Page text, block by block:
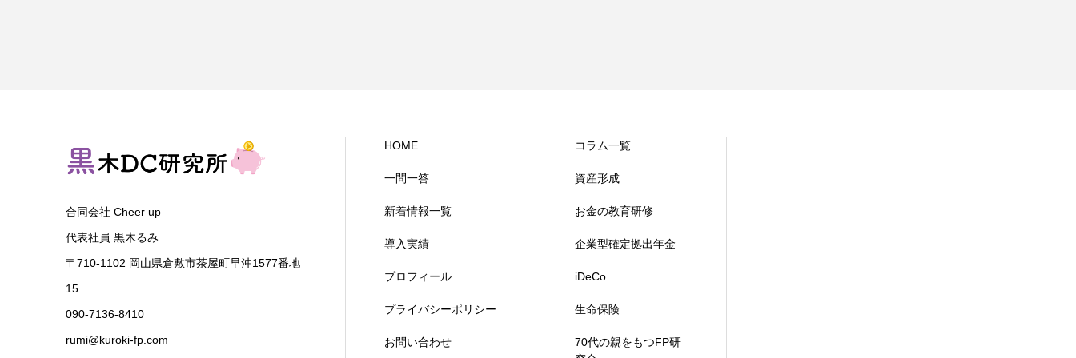
合同会社 Cheer up
代表社員 黒木るみ
〒710-1102 岡山県倉敷市茶屋町早沖1577番地
15
090-7136-8410
rumi@kuroki-fp.com
HOME
一問一答
新着情報一覧
導入実績
プロフィール
プライバシーポリシー
お問い合わせ
コラム一覧
資産形成
お金の教育研修
企業型確定拠出年金
iDeCo
生命保険
70代の親をもつFP研